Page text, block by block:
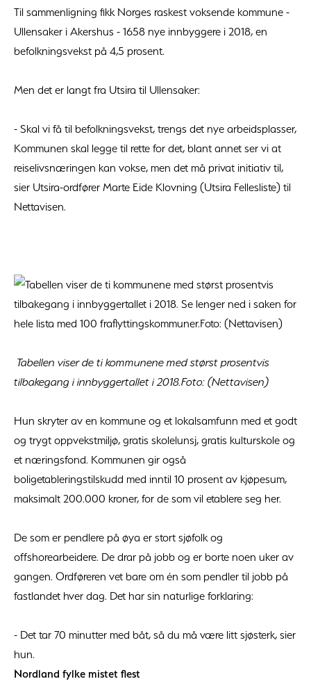
Til sammenligning fikk Norges raskest voksende kommune -
Ullensaker i Akershus - 1658 nye innbyggere i 2018, en
befolkningsvekst på 4,5 prosent.
Men det er langt fra Utsira til Ullensaker:
- Skal vi få til befolkningsvekst, trengs det nye arbeidsplasser,
Kommunen skal legge til rette for det, blant annet ser vi at
reiselivsnæringen kan vokse, men det må privat initiativ til,
sier Utsira-ordfører Marte Eide Klovning (Utsira Fellesliste) til
Nettavisen.
Tabellen viser de ti kommunene med størst prosentvis
tilbakegang i innbyggertallet i 2018.Foto: (Nettavisen)
Hun skryter av en kommune og et lokalsamfunn med et godt
og trygt oppvekstmiljø, gratis skolelunsj, gratis kulturskole og
et næringsfond. Kommunen gir også
boligetableringstilskudd med inntil 10 prosent av kjøpesum,
maksimalt 200.000 kroner, for de som vil etablere seg her.
De som er pendlere på øya er stort sjøfolk og
offshorearbeidere. De drar på jobb og er borte noen uker av
gangen. Ordføreren vet bare om én som pendler til jobb på
fastlandet hver dag. Det har sin naturlige forklaring:
- Det tar 70 minutter med båt, så du må være litt sjøsterk, sier
hun.
Nordland fylke mistet flest